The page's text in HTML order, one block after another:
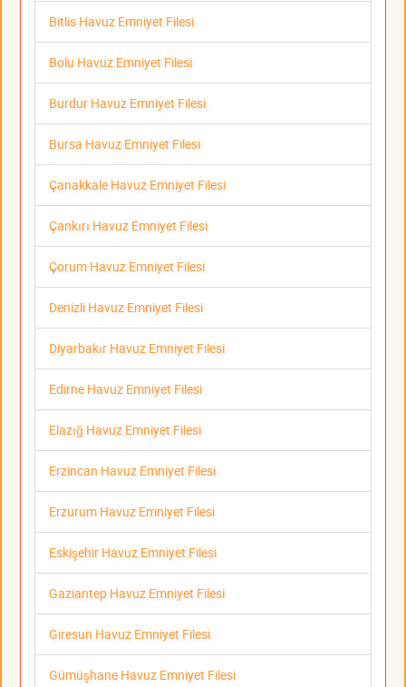
Bitlis Havuz Emniyet Filesi
Bolu Havuz Emniyet Filesi
Burdur Havuz Emniyet Filesi
Bursa Havuz Emniyet Filesi
Çanakkale Havuz Emniyet Filesi
Çankırı Havuz Emniyet Filesi
Çorum Havuz Emniyet Filesi
Denizli Havuz Emniyet Filesi
Diyarbakır Havuz Emniyet Filesi
Edirne Havuz Emniyet Filesi
Elazığ Havuz Emniyet Filesi
Erzincan Havuz Emniyet Filesi
Erzurum Havuz Emniyet Filesi
Eskişehir Havuz Emniyet Filesi
Gaziantep Havuz Emniyet Filesi
Giresun Havuz Emniyet Filesi
Gümüşhane Havuz Emniyet Filesi